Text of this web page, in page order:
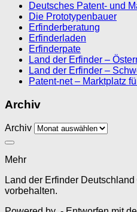
Deutsches Patent- und
Die Prototypenbauer
Erfinderberatung
Erfinderladen
Erfinderpate
Land der Erfinder –
Land der Erfinder –
Patent-net – Marktplatz
Archiv
Archiv
Mehr
Land der Erfinder
vorbehalten.